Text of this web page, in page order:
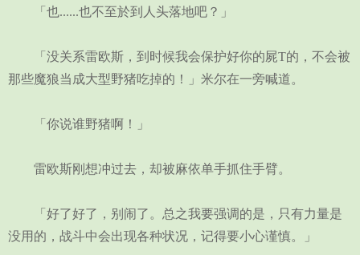
「也......也不至於到人头落地吧？」
「没关系雷欧斯，到时候我会保护好你的屍T的，不会被
那些魔狼当成大型野猪吃掉的！」米尔在一旁喊道。
「你说谁野猪啊！」
雷欧斯刚想冲过去，却被麻依单手抓住手臂。
「好了好了，别闹了。总之我要强调的是，只有力量是
没用的，战斗中会出现各种状况，记得要小心谨慎。」